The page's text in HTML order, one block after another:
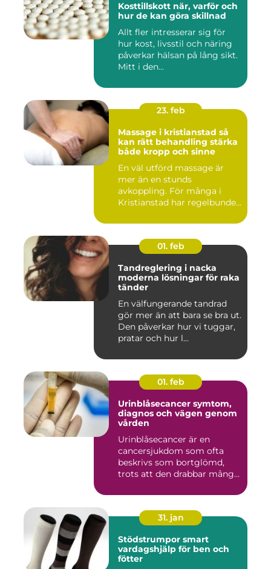
Kosttillskott när, varför och
hur de kan göra skillnad
Allt fler intresserar sig för
hur kost, livsstil och näring
påverkar hälsan på lång sikt.
Mitt i den...
23. feb
Massage i kristianstad så
kan rätt behandling stärka
både kropp och sinne
En väl utförd massage är
mer än en stunds
avkoppling. För många i
Kristianstad har regelbunden
01. feb
Tandreglering i nacka
moderna lösningar för raka
tänder
En välfungerande tandrad
gör mer än att bara se bra ut.
Den påverkar hur vi tuggar,
pratar och hur l...
01. feb
Urinblåsecancer symtom,
diagnos och vägen genom
vården
Urinblåsecancer är en
cancersjukdom som ofta
beskrivs som bortglömd,
trots att den drabbar många
31. jan
Stödstrumpor smart
vardagshjälp för ben och
fötter